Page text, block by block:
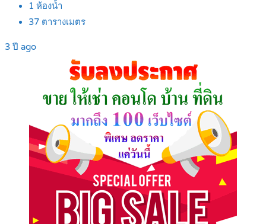
1 ห้องน้ำ
37 ตารางเมตร
3 ปี ago